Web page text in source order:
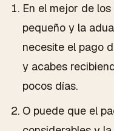
En el mejor de
pequeño y la
necesite el pago
y acabes
pocos días.
O puede que el